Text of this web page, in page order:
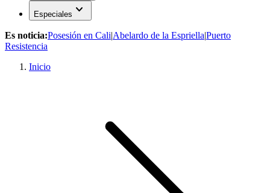
Especiales expand_more
Es noticia:Posesión en Cali|Abelardo de la Espriella|Puerto
Resistencia
Inicio